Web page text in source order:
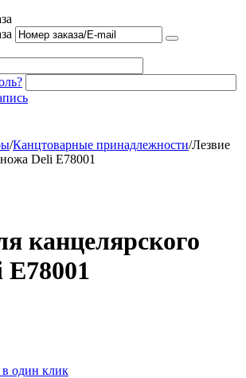
/Канцтоварные принадлежности/Лезвие
Deli E78001
канцелярского
один клик